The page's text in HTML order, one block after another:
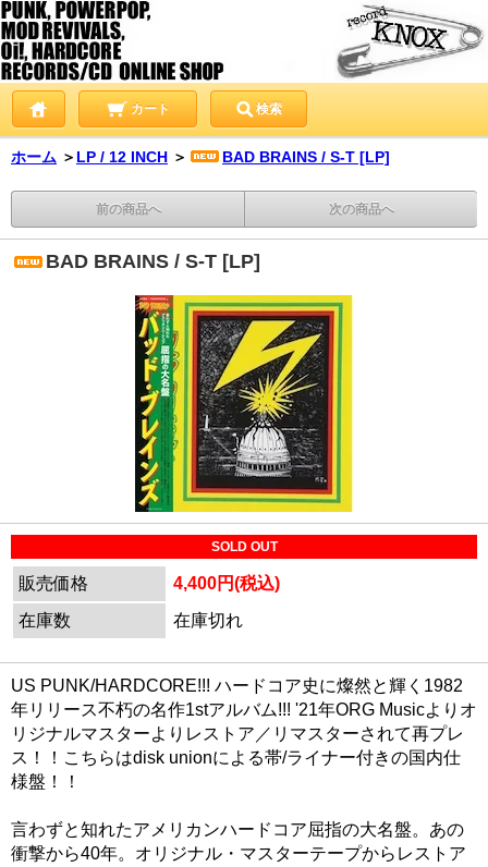
カート 検索
ホーム ＞ LP / 12 INCH ＞ BAD BRAINS / S-T [LP]
前の商品へ 次の商品へ
BAD BRAINS / S-T [LP]
SOLD OUT
販売価格
4,400円(税込)
在庫数
在庫切れ
US PUNK/HARDCORE!!! ハードコア史に燦然と輝く1982
年リリース不朽の名作1stアルバム!!! '21年ORG Musicよりオ
リジナルマスターよりレストア／リマスターされて再プレ
ス！！こちらはdisk unionによる帯/ライナー付きの国内仕
様盤！！
言わずと知れたアメリカンハードコア屈指の大名盤。あの
衝撃から40年。オリジナル・マスターテープからレストア